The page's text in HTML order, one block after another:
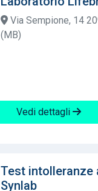
Via Sempione, 14
(MB)
Vedi dettagli
Test intolleranze
Synlab